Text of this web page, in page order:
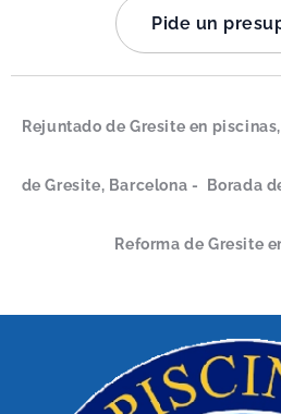
Pide un
Rejuntado de Gresite en
de Gresite, Barcelona - Borada
Reforma de Gresite